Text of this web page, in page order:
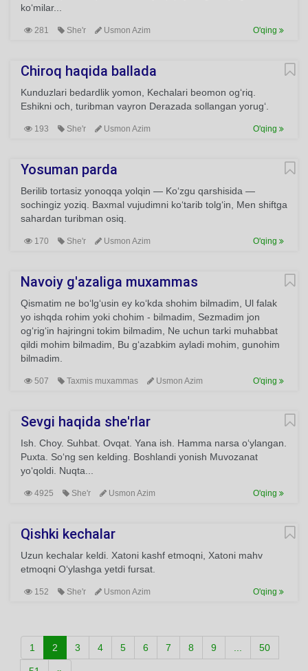
ko‘milar...
281 She'r Usmon Azim O'qing
Chiroq haqida ballada
Kunduzlari bedardlik yomon, Kechalari beomon og‘riq.
Eshikni och, turibman vayron Derazada sollangan yorug‘.
193 She'r Usmon Azim O'qing
Yosuman parda
Berilib tortasiz yonoqqa yolqin — Ko‘zgu qarshisida —
sochingiz yoziq. Baxmal vujudimni ko‘tarib tolg‘in, Men shiftga
sahardan turibman osiq.
170 She'r Usmon Azim O'qing
Navoiy g'azaliga muxammas
Qismatim ne bo‘lg‘usin ey ko‘kda shohim bilmadim, Ul falak
yo ishqda rohim yoki chohim - bilmadim, Sezmadim jon
og‘rig‘in hajringni tokim bilmadim, Ne uchun tarki muhabbat
qildi mohim bilmadim, Bu g‘azabkim ayladi mohim, gunohim
bilmadim.
507 Taxmis muxammas Usmon Azim O'qing
Sevgi haqida she'rlar
Ish. Choy. Suhbat. Ovqat. Yana ish. Hamma narsa o‘ylangan.
Puxta. So‘ng sen kelding. Boshlandi yonish Muvozanat
yo‘qoldi. Nuqta...
4925 She'r Usmon Azim O'qing
Qishki kechalar
Uzun kechalar keldi. Xatoni kashf etmoqni, Xatoni mahv
etmoqni O‘ylashga yetdi fursat.
152 She'r Usmon Azim O'qing
1 2 3 4 5 6 7 8 9 50